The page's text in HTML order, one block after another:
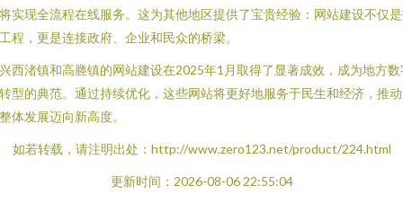
实现全流程在线服务。这为其他地区提供了宝贵经验：网站建设不仅
程，更是连接政府、企业和民众的桥梁。
西渚镇和高塍镇的网站建设在2025年1月取得了显著成效，成为地方数
型的典范。通过持续优化，这些网站将更好地服务于民生和经济，推
体发展迈向新高度。
如若转载，请注明出处：http://www.zero123.net/product/224.html
更新时间：2026-08-06 22:55:04